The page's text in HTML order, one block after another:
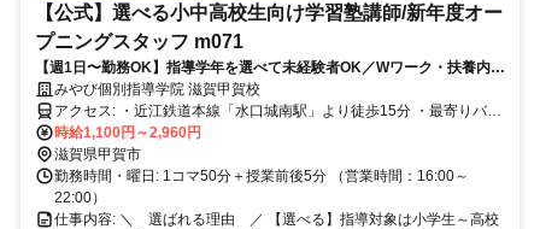
【公式】選べる小中高校生向け学習塾講師/新年度オー
プニングスタッフ m071
【週1日〜勤務OK】指導学年を選べて未経験者OK／Wワーク・扶養内
OK／大学生・専門学校生・フリーター・主婦活躍中
みやび個別指導学院 滋賀甲賀校
アクセス: ・近江鉄道本線「水口城南駅」より徒歩15分 ・最寄りバス
停徒歩2分
時給1,100円～2,960円
滋賀県甲賀市
勤務時間・曜日: 1コマ50分＋授業前後5分 （営業時間：16:00～
22:00）
仕事内容: ＼ 選ばれる理由 ／ 【選べる】指導対象は小学生～高校